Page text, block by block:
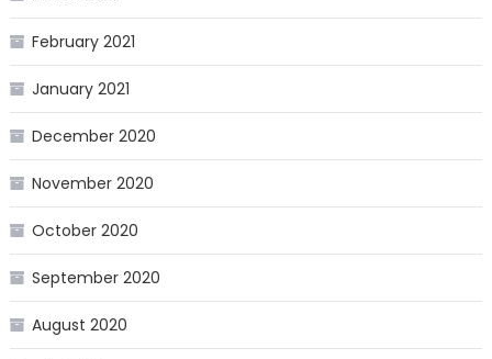
February 2021
January 2021
December 2020
November 2020
October 2020
September 2020
August 2020